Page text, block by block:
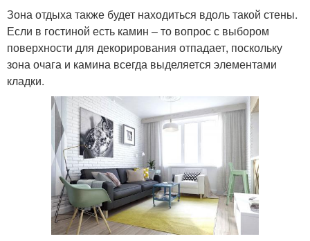
Зона отдыха также будет находиться вдоль такой стены.
Если в гостиной есть камин – то вопрос с выбором
поверхности для декорирования отпадает, поскольку
зона очага и камина всегда выделяется элементами
кладки.